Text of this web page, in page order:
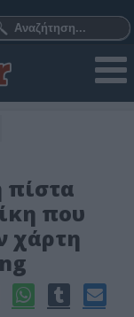
πίστα
που
χάρτη